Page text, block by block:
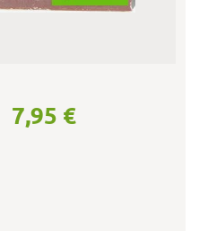
7,95 €